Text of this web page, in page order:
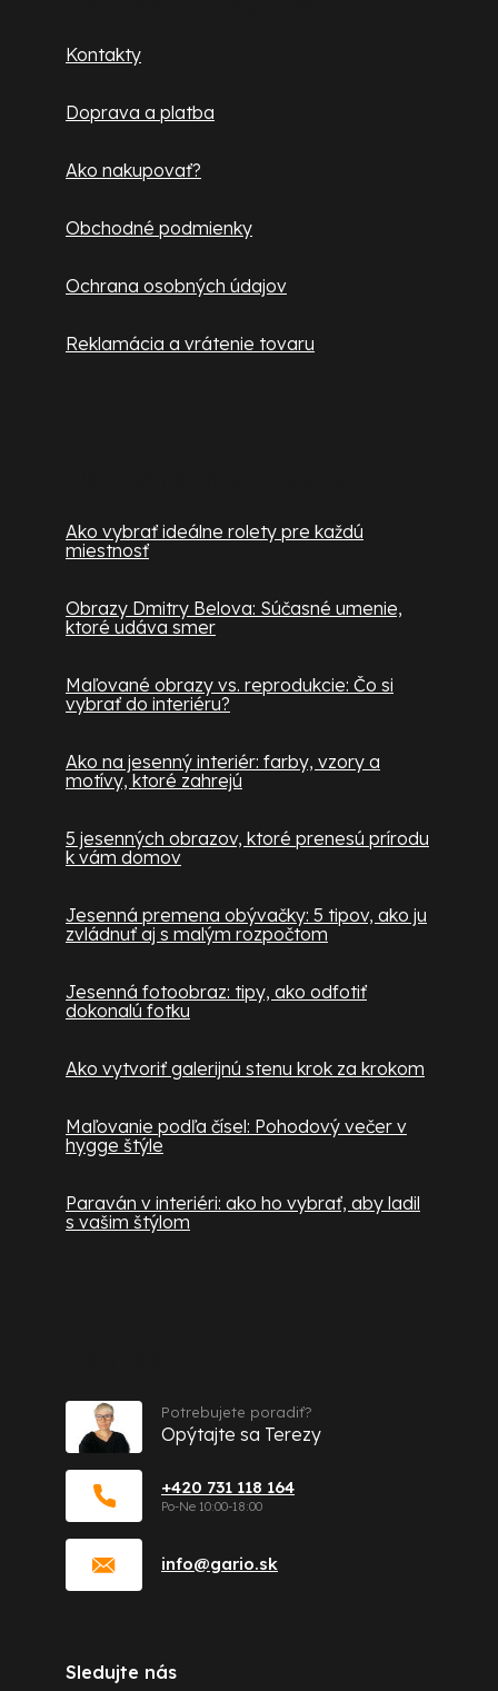
Kontakty
Doprava a platba
Ako nakupovať?
Obchodné podmienky
Ochrana osobných údajov
Reklamácia a vrátenie tovaru
Ako vybrať ideálne rolety pre každú
miestnosť
Obrazy Dmitry Belova: Súčasné umenie,
ktoré udáva smer
Maľované obrazy vs. reprodukcie: Čo si
vybrať do interiéru?
Ako na jesenný interiér: farby, vzory a
motívy, ktoré zahrejú
5 jesenných obrazov, ktoré prenesú prírodu
k vám domov
Jesenná premena obývačky: 5 tipov, ako ju
zvládnuť aj s malým rozpočtom
Jesenná fotoobraz: tipy, ako odfotiť
dokonalú fotku
Ako vytvoriť galerijnú stenu krok za krokom
Maľovanie podľa čísel: Pohodový večer v
hygge štýle
Paraván v interiéri: ako ho vybrať, aby ladil
s vašim štýlom
info@gario.sk
+420 731 118 164
Potrebujete poradiť?
Opýtajte sa Terezy
Sledujte nás